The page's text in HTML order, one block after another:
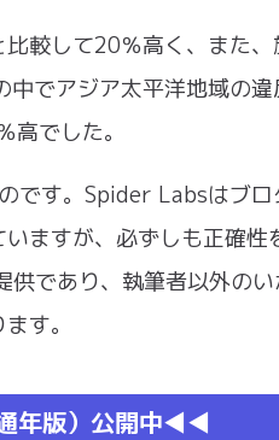
較して20％高く、また
でアジア太平洋地域の
でした。
です。Spider Labsはブロ
ますが、必ずしも正確性
であり、執筆者以外の
す。
年版）公開中◀︎◀︎